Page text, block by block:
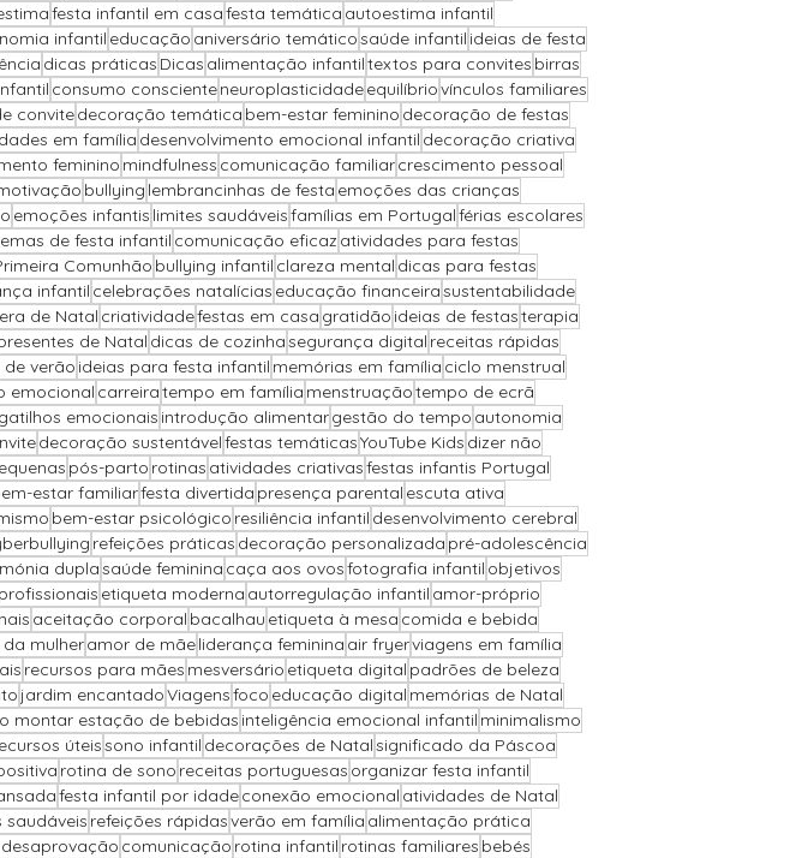
festa infantil em casafesta temática autoestima infantil
infantil educação aniversário temáticosaúde infantil ideias de festa
dicas práticas Dicas alimentação infantiltextos para convites birras
consumo conscienteneuroplasticidadeequilíbriovínculos familiares
convitedecoração temática bem-estar feminino decoração de festas
em família desenvolvimento emocional infantil decoração criativa
feminino mindfulness comunicação familiarcrescimento pessoal
bullying lembrancinhas de festa emoções das crianças
emoções infantis limites saudáveisfamílias em Portugalférias escolares
de festa infantil comunicação eficaz atividades para festas
Comunhão bullying infantil clareza mental dicas para festas
infantil celebrações natalícias educação financeirasustentabilidade
de Natal criatividadefestas em casa gratidão ideias de festasterapia
de Natal dicas de cozinhasegurança digital receitas rápidas
de verão ideias para festa infantil memórias em família ciclo menstrual
emocional carreiratempo em família menstruaçãotempo de ecrã
gatilhos emocionais introdução alimentargestão do tempo autonomia
decoração sustentávelfestas temáticasYouTube Kids dizer não
pós-parto rotinas atividades criativasfestas infantis Portugal
estar familiarfesta divertida presença parental escuta ativa
bem-estar psicológico resiliência infantil desenvolvimento cerebral
refeições práticas decoração personalizada pré-adolescência
duplasaúde feminina caça aos ovosfotografia infantil objetivos
etiqueta moderna autorregulação infantil amor-próprio
aceitação corporal bacalhau etiqueta à mesa comida e bebida
mulheramor de mãeliderança feminina air fryerviagens em família
recursos para mães mesversário etiqueta digital padrões de beleza
jardim encantadoViagensfoco educação digital memórias de Natal
montar estação de bebidas inteligência emocional infantil minimalismo
úteissono infantil decorações de Natalsignificado da Páscoa
rotina de sono receitas portuguesas organizar festa infantil
festa infantil por idadeconexão emocional atividades de Natal
saudáveis refeições rápidasverão em família alimentação prática
comunicação rotina infantil rotinas familiares bebés